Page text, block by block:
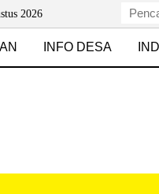
2026
INFO DESA